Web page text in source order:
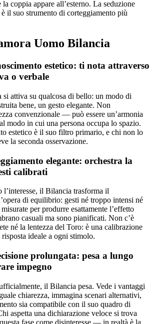
la coppia appare all’esterno. La seduzione
il suo strumento di corteggiamento più
Uomo Bilancia
estetico: ti nota attraverso
o verbale
attiva su qualcosa di bello: un modo di
bene, un gesto elegante. Non
convenzionale — può essere un’armonia
modo in cui una persona occupa lo spazio.
estetico è il suo filtro primario, e chi non lo
la seconda osservazione.
elegante: orchestra la
calibrati
il Bilancia trasforma il
di equilibrio: gesti né troppo intensi né
per produrre esattamente l’effetto
casuali ma sono pianificati. Non c’è
né la lentezza del Toro: è una calibrazione
ideale a ogni stimolo.
prolungata: pesa a lungo
impegno
il Bilancia pesa. Vede i vantaggi
chiarezza, immagina scenari alternativi,
sia compatibile con il suo quadro di
aspetta una dichiarazione veloce si trova
fase come disinteresse — in realtà è la